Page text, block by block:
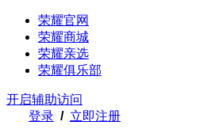
荣耀官网
荣耀商城
荣耀亲选
荣耀俱乐部
开启辅助访问
登录 / 立即注册